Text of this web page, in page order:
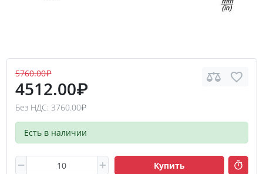
5760.00₽
4512.00₽
Без НДС: 3760.00₽
Есть в наличии
Купить